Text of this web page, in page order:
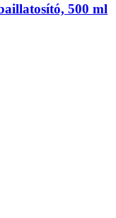
500 ml